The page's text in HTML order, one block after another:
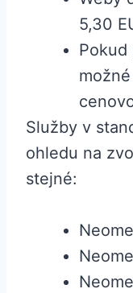
5,30
Služby v
ohledu na
stejné: